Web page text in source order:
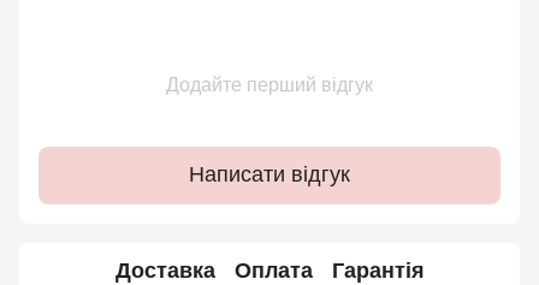
Додайте перший відгук
Написати відгук
Доставка Оплата Гарантія